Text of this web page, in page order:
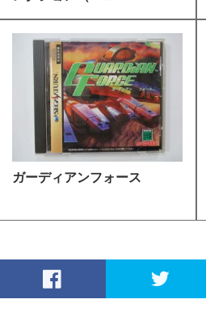
ガーディアンフォース